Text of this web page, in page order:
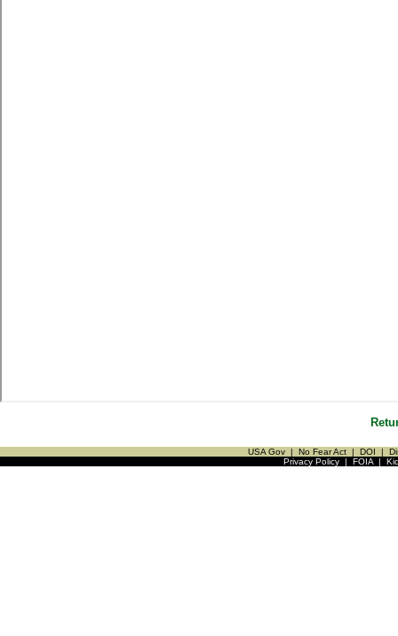
USA Gov | No Fear Act | DOI |
Privacy Policy| FOIA|